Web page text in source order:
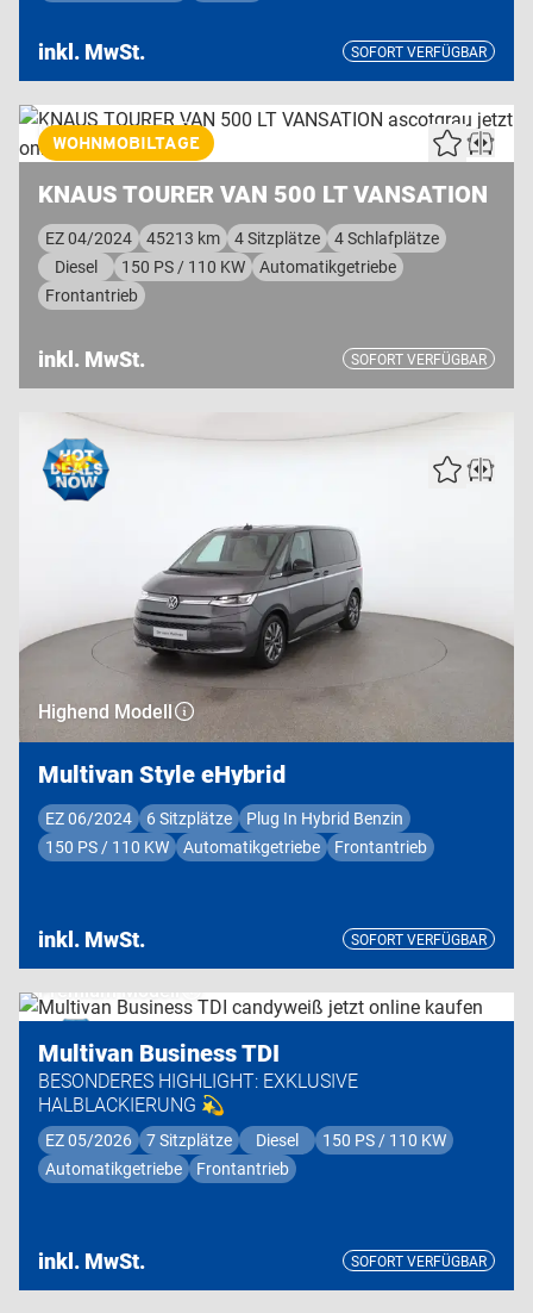
inkl. MwSt. SOFORT VERFÜGBAR
Highend Modell
WOHNMOBILTAGE
KNAUS TOURER VAN 500 LT VANSATION
EZ 04/2024 45213 km 4 Sitzplätze
4 Schlafplätze
Diesel
150 PS / 110 KW
Automatikgetriebe
Frontantrieb
inkl. MwSt. SOFORT VERFÜGBAR
Highend Modell
Multivan Style eHybrid
EZ 06/2024 6 Sitzplätze
Plug In Hybrid Benzin
150 PS / 110 KW
Automatikgetriebe Frontantrieb
inkl. MwSt. SOFORT VERFÜGBAR
Premium Modell
Multivan Business TDI
BESONDERES HIGHLIGHT: EXKLUSIVE
HALBLACKIERUNG 💫
EZ 05/2026 7 Sitzplätze Diesel
150 PS / 110 KW
Automatikgetriebe
Frontantrieb
inkl. MwSt. SOFORT VERFÜGBAR